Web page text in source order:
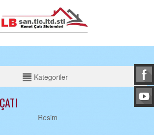
ÇATI
Kategoriler